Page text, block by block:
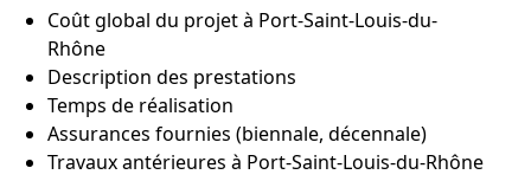
Coût global du projet à Port-Saint-Louis-du-
Rhône
Description des prestations
Temps de réalisation
Assurances fournies (biennale, décennale)
Travaux antérieures à Port-Saint-Louis-du-Rhône